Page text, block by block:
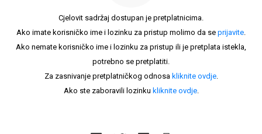
Cjelovit sadržaj dostupan je pretplatnicima.
Ako imate korisničko ime i lozinku za pristup molimo da se prijavite.
Ako nemate korisničko ime i lozinku za pristup ili je pretplata istekla,
potrebno se pretplatiti.
Za zasnivanje pretplatničkog odnosa kliknite ovdje.
Ako ste zaboravili lozinku kliknite ovdje.